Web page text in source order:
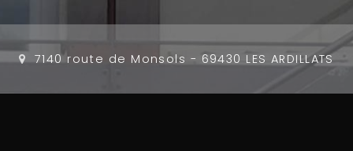
7140 route de Monsols - 69430 LES ARDILLATS